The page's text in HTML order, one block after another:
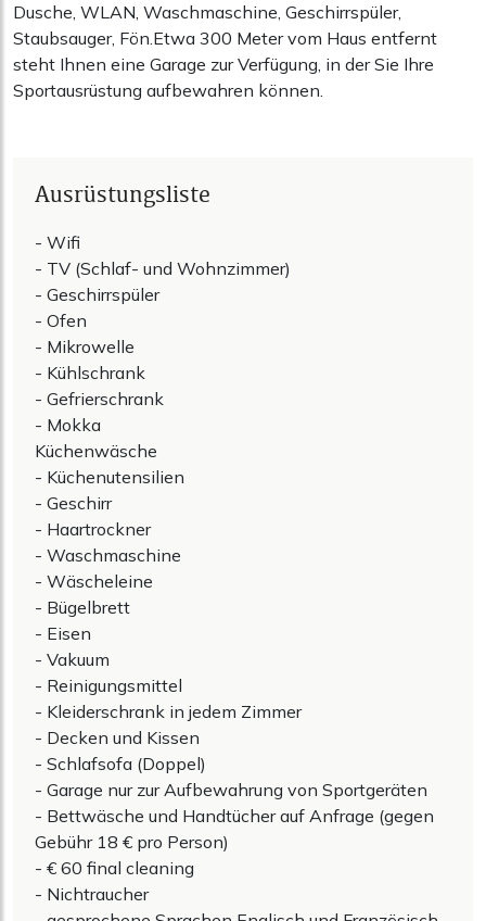
Dusche, WLAN, Waschmaschine, Geschirrspüler,
Staubsauger, Fön.Etwa 300 Meter vom Haus entfernt
steht Ihnen eine Garage zur Verfügung, in der Sie Ihre
Sportausrüstung aufbewahren können.
Ausrüstungsliste
- Wifi
- TV (Schlaf- und Wohnzimmer)
- Geschirrspüler
- Ofen
- Mikrowelle
- Kühlschrank
- Gefrierschrank
- Mokka
Küchenwäsche
- Küchenutensilien
- Geschirr
- Haartrockner
- Waschmaschine
- Wäscheleine
- Bügelbrett
- Eisen
- Vakuum
- Reinigungsmittel
- Kleiderschrank in jedem Zimmer
- Decken und Kissen
- Schlafsofa (Doppel)
- Garage nur zur Aufbewahrung von Sportgeräten
- Bettwäsche und Handtücher auf Anfrage (gegen
Gebühr 18 € pro Person)
- € 60 final cleaning
- Nichtraucher